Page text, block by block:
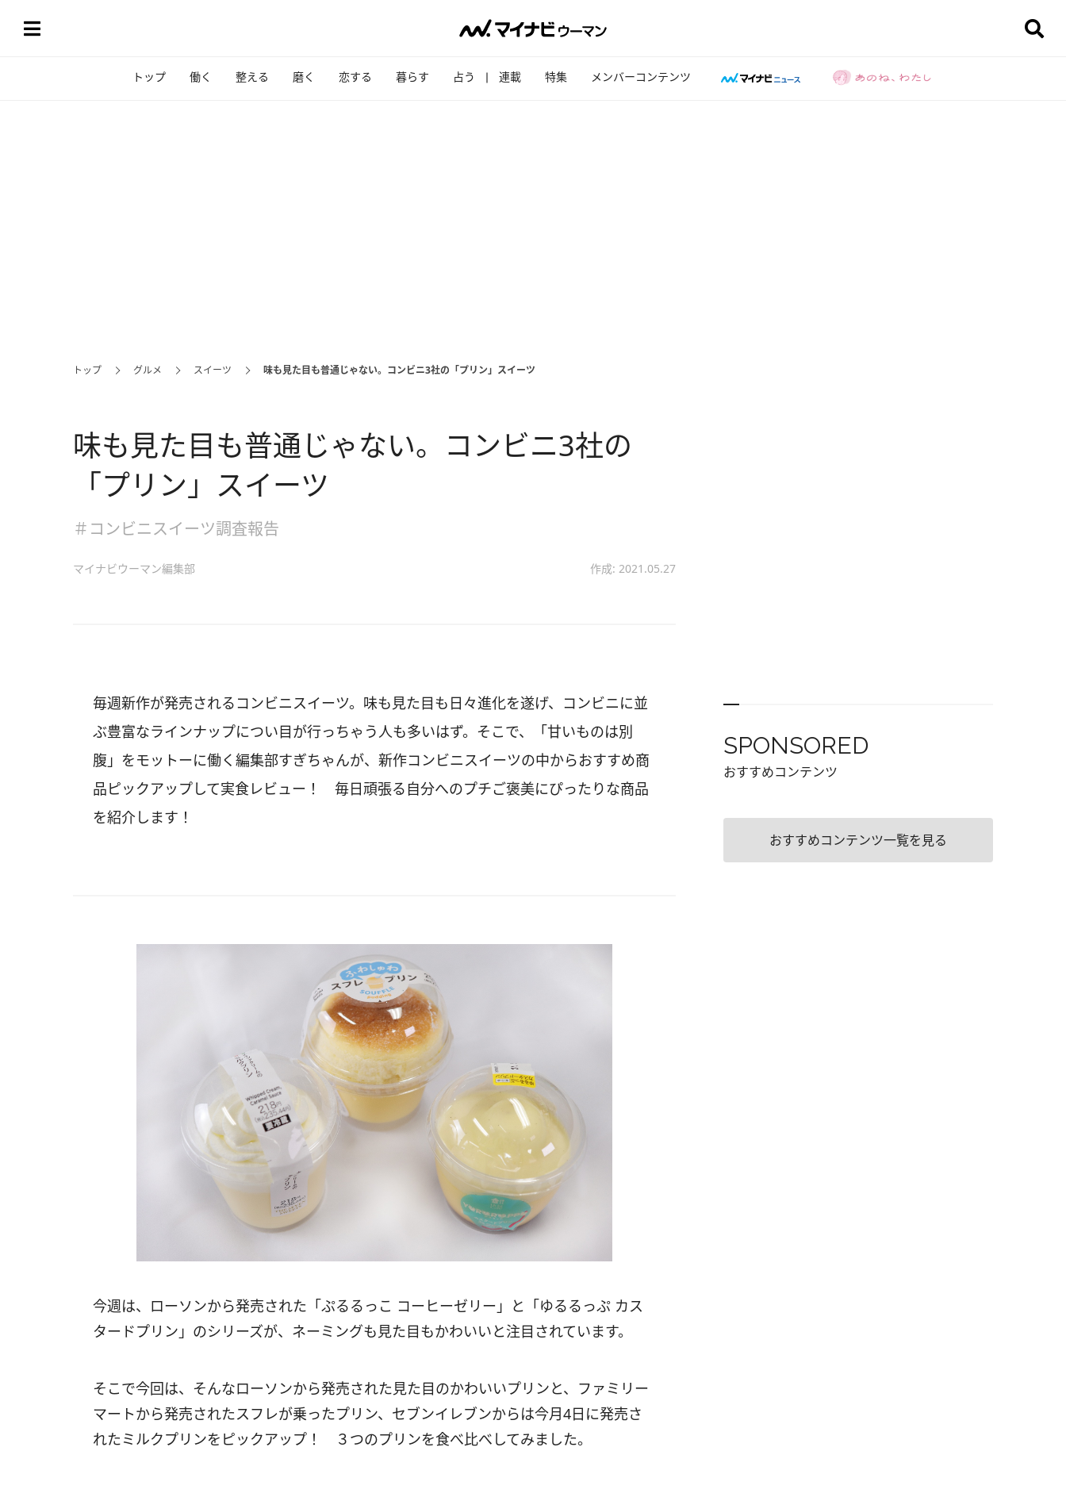
トップ 働く 整える 磨く 恋する 暮らす 占う 連載 特集 メンバーコンテンツ
トップ グルメ スイーツ 味も見た目も普通じゃない。コンビニ3社の「プリン」スイーツ
味も見た目も普通じゃない。コンビニ3社の
「プリン」スイーツ
＃コンビニスイーツ調査報告
マイナビウーマン編集部 作成: 2021.05.27
毎週新作が発売されるコンビニスイーツ。味も見た目も日々進化を遂げ、コンビニに並
ぶ豊富なラインナップについ目が行っちゃう人も多いはず。そこで、「甘いものは別
腹」をモットーに働く編集部すぎちゃんが、新作コンビニスイーツの中からおすすめ商
品ピックアップして実食レビュー！ 毎日頑張る自分へのプチご褒美にぴったりな商品
を紹介します！
今週は、ローソンから発売された「ぷるるっこ コーヒーゼリー」と「ゆるるっぷ カス
タードプリン」のシリーズが、ネーミングも見た目もかわいいと注目されています。
そこで今回は、そんなローソンから発売された見た目のかわいいプリンと、ファミリー
マートから発売されたスフレが乗ったプリン、セブンイレブンからは今月4日に発売さ
れたミルクプリンをピックアップ！ ３つのプリンを食べ比べしてみました。
SPONSORED
おすすめコンテンツ
おすすめコンテンツ一覧を見る